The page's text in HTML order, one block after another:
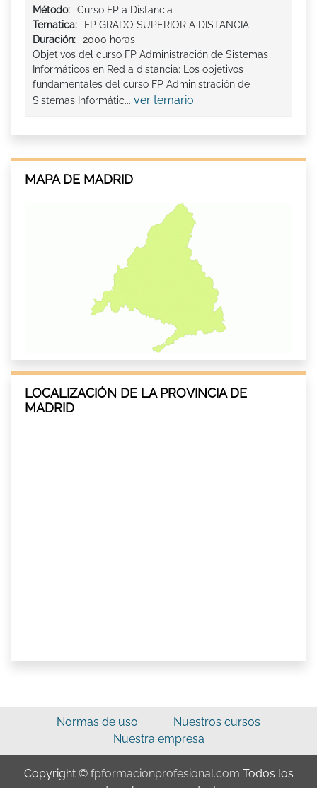
Método:
Curso FP a Distancia
Tematica:
FP GRADO SUPERIOR A DISTANCIA
Duración:
2000 horas
Objetivos del curso FP Administración de Sistemas
Informáticos en Red a distancia: Los objetivos
fundamentales del curso FP Administración de
Sistemas Informátic... ver temario
MAPA DE MADRID
LOCALIZACIÓN DE LA PROVINCIA DE
MADRID
Normas de uso
Nuestros cursos
Nuestra empresa
Copyright © fpformacionprofesional.com Todos los